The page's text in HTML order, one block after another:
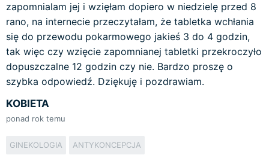
zapomnialam jej i wzięłam dopiero w niedzielę przed 8
rano, na internecie przeczytałam, że tabletka wchłania
się do przewodu pokarmowego jakieś 3 do 4 godzin,
tak więc czy wzięcie zapomnianej tabletki przekroczyło
dopuszczalne 12 godzin czy nie. Bardzo proszę o
szybka odpowiedź. Dziękuję i pozdrawiam.
KOBIETA
ponad rok temu
GINEKOLOGIA ANTYKONCEPCJA